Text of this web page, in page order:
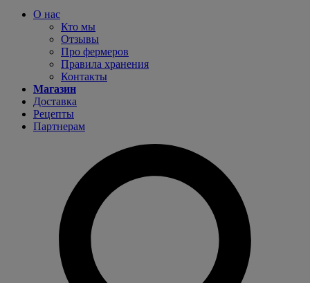
О нас
Кто мы
Отзывы
Про фермеров
Правила хранения
Контакты
Магазин
Доставка
Рецепты
Партнерам